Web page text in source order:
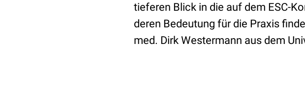
tieferen Blick in die auf dem ESC-
deren Bedeutung für die Praxis
med. Dirk Westermann aus dem